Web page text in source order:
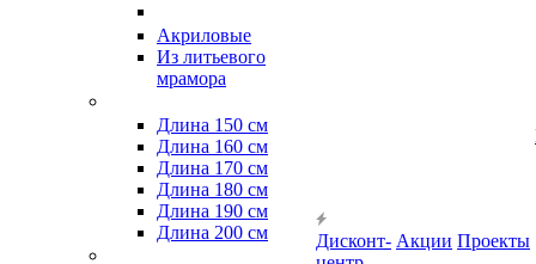
Акриловые
Из литьевого
мрамора
Длина 150 см
Длина 160 см
Длина 170 см
Длина 180 см
Длина 190 см
Длина 200 см
Дисконт- Акции Проекты